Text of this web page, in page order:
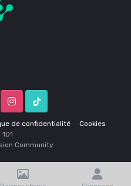
de confidentialité Cookies
InstagramTik Tok
Community